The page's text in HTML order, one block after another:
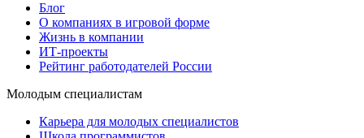
Блог
О компаниях в игровой форме
Жизнь в компании
ИТ-проекты
Рейтинг работодателей России
Молодым специалистам
Карьера для молодых специалистов